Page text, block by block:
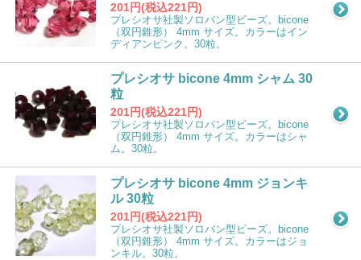
201円(税込221円)
プレシオサ社製ソロバン型ビーズ。bicone
（双円錐形） 4mm サイズ。カラーはイン
ディアンピンク。30粒。
プレシオサ bicone 4mm シャム 30
粒
201円(税込221円)
プレシオサ社製ソロバン型ビーズ。bicone
（双円錐形） 4mm サイズ。カラーはシャ
ム。30粒。
プレシオサ bicone 4mm ジョンキ
ル 30粒
201円(税込221円)
プレシオサ社製ソロバン型ビーズ。bicone
（双円錐形） 4mm サイズ。カラーはジョ
ンキル。30粒。